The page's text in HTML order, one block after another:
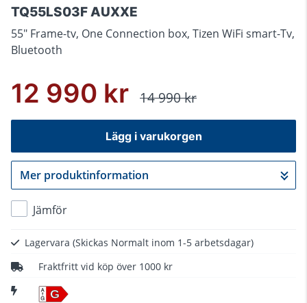
TQ55LS03F AUXXE
55" Frame-tv, One Connection box, Tizen WiFi smart-Tv,
Bluetooth
12 990 kr 14 990 kr
Lägg i varukorgen
Gå till kassan
Mer produktinformation
Jämför
Lagervara (Skickas Normalt inom 1-5 arbetsdagar)
Fraktfritt vid köp över 1000 kr
G